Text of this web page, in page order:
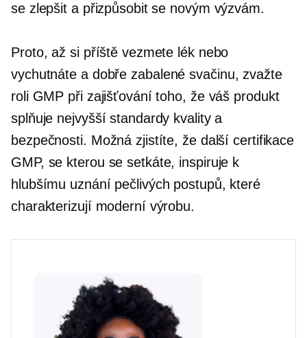
se zlepšit a přizpůsobit se novým výzvám.
Proto, až si příště vezmete lék nebo
vychutnáte a dobře zabalené svačinu, zvažte
roli GMP při zajišťování toho, že váš produkt
splňuje nejvyšší standardy kvality a
bezpečnosti. Možná zjistíte, že další certifikace
GMP, se kterou se setkáte, inspiruje k
hlubšímu uznání pečlivých postupů, které
charakterizují moderní výrobu.